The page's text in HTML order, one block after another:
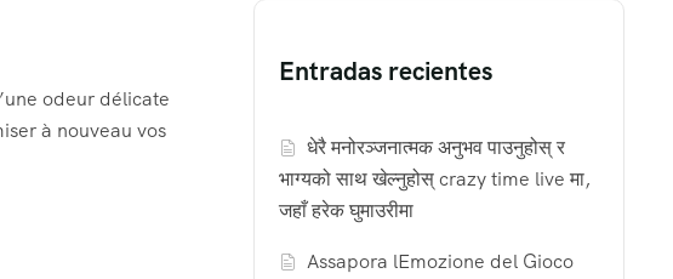
odeur délicate
à nouveau vos
Entradas recientes
धेरै मनोरञ्जनात्मक अनुभव पाउनुहोस् र
भाग्यको साथ खेल्नुहोस् crazy time live मा,
जहाँ हरेक घुमाउरीमा
Assapora lEmozione del Gioco